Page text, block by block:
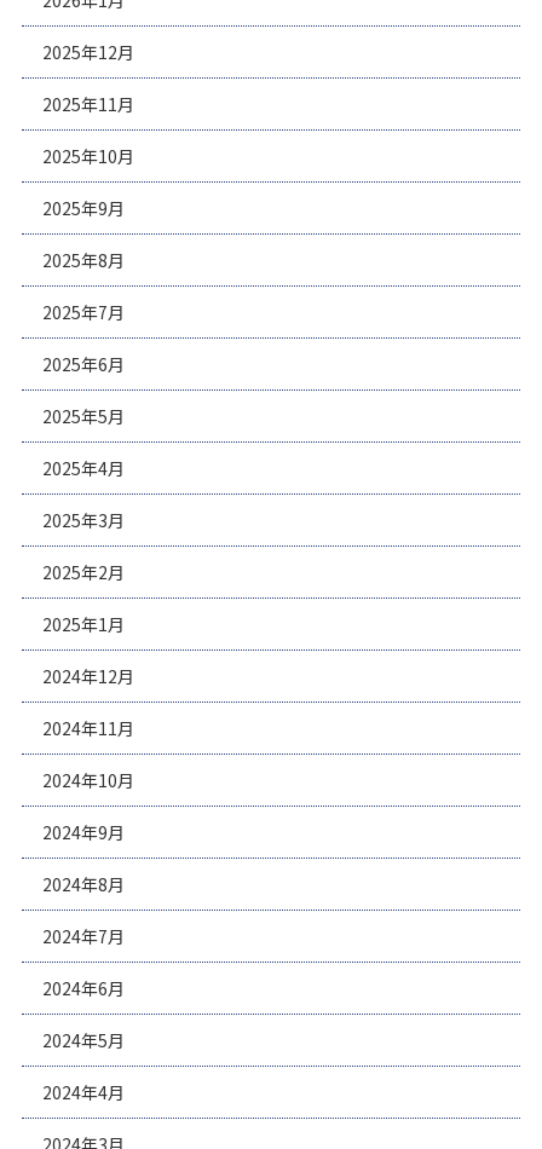
2025年12月
2025年11月
2025年10月
2025年9月
2025年8月
2025年7月
2025年6月
2025年5月
2025年4月
2025年3月
2025年2月
2025年1月
2024年12月
2024年11月
2024年10月
2024年9月
2024年8月
2024年7月
2024年6月
2024年5月
2024年4月
2024年3月